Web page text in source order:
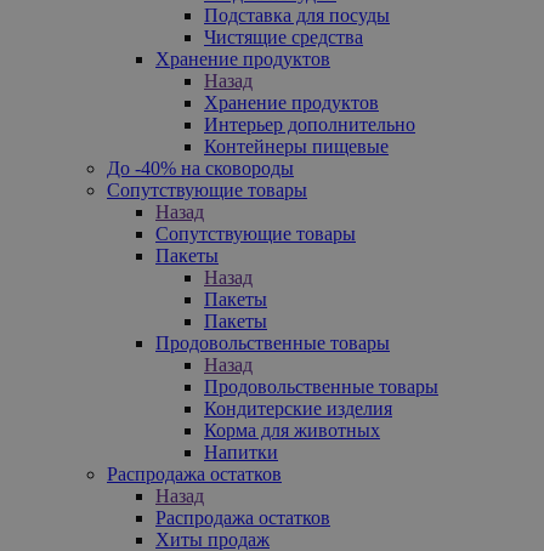
Подставка для посуды
Чистящие средства
Хранение продуктов
Назад
Хранение продуктов
Интерьер дополнительно
Контейнеры пищевые
До -40% на сковороды
Сопутствующие товары
Назад
Сопутствующие товары
Пакеты
Назад
Пакеты
Пакеты
Продовольственные товары
Назад
Продовольственные товары
Кондитерские изделия
Корма для животных
Напитки
Распродажа остатков
Назад
Распродажа остатков
Хиты продаж